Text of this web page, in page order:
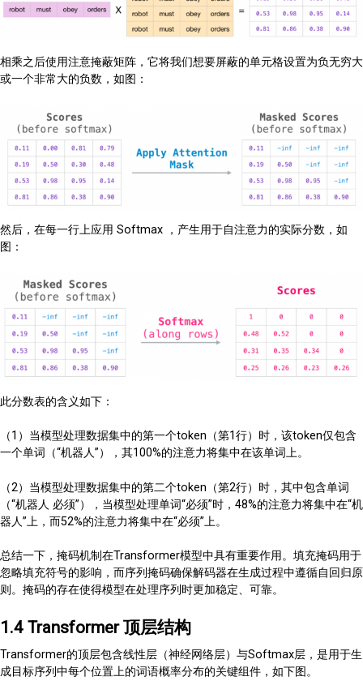
相乘之后使用注意掩蔽矩阵，它将我们想要屏蔽的单元格设置为负无穷大
或一个非常大的负数，如图：
然后，在每一行上应用 Softmax ，产生用于自注意力的实际分数，如
图：
此分数表的含义如下：
（1）当模型处理数据集中的第一个token（第1行）时，该token仅包含
一个单词（“机器人”），其100%的注意力将集中在该单词上。
（2）当模型处理数据集中的第二个token（第2行）时，其中包含单词
（“机器人 必须”），当模型处理单词“必须”时，48%的注意力将集中在“机
器人”上，而52%的注意力将集中在“必须”上。
总结一下，掩码机制在Transformer模型中具有重要作用。填充掩码用于
忽略填充符号的影响，而序列掩码确保解码器在生成过程中遵循自回归原
则。掩码的存在使得模型在处理序列时更加稳定、可靠。
1.4 Transformer 顶层结构
Transformer的顶层包含线性层（神经网络层）与Softmax层，是用于生
成目标序列中每个位置上的词语概率分布的关键组件，如下图。